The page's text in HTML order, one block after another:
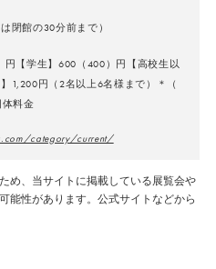
閉館の30分前まで）
円【学生】600（400）円【高校生以
1,200円（2名以上6名様まで）＊（
料金
category/current/
め、当サイトに掲載している展覧会や
能性があります。公式サイトなどから